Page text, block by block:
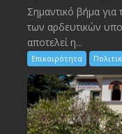
Σημαντικό βήμα για
των αρδευτικών
αποτελεί η...
Επικαιρότητα